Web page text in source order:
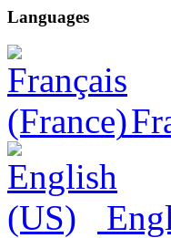
Languages